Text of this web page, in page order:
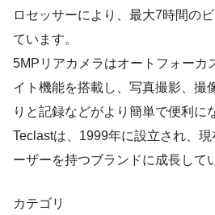
ロセッサーにより、最大7時間の
ています。
5MPリアカメラはオートフォーカ
イト機能を搭載し、写真撮影、撮
りと記録などがより簡単で便利に
Teclastは、1999年に設立され、
ーザーを持つブランドに成長して
カテゴリ